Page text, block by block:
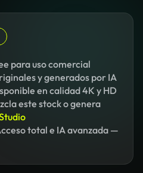
para uso comercial
y generados por IA
en calidad 4K y HD
este stock o genera
total e IA avanzada —